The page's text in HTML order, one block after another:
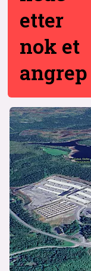
etter
nok et
angrep